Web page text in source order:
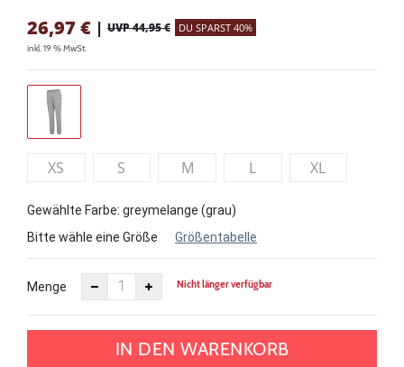
26,97 € | UVP 44,95 € DU SPARST 40%
inkl. 19 % MwSt.
XS S M L XL
Gewählte Farbe: greymelange (grau)
Bitte wähle eine Größe
Größentabelle
Menge Nicht länger verfügbar
IN DEN WARENKORB